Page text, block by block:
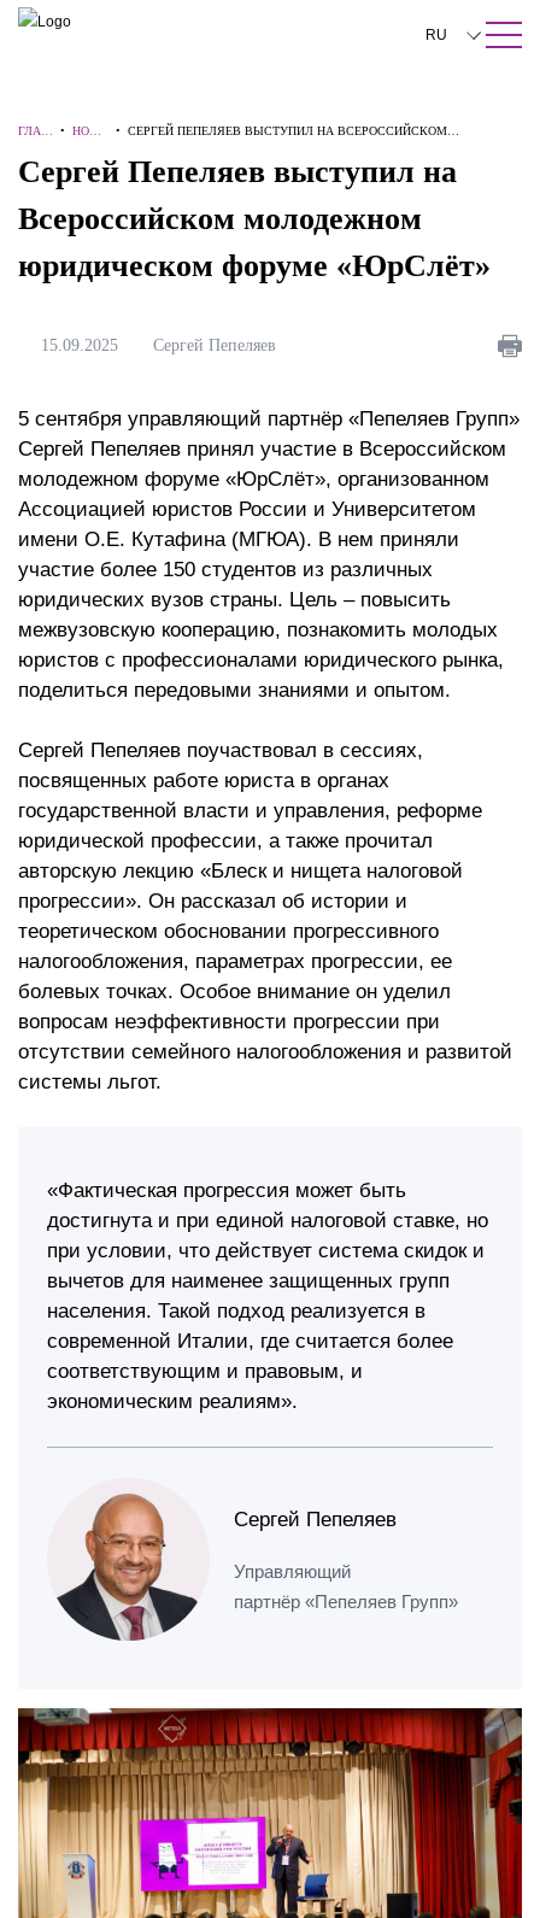
ПОИСК ПО САЙТУ Закрыть
RU
中文
한국어
Italiano
日本語
Türkçe
ГЛАВ
•НОВО
• СЕРГЕЙ ПЕПЕЛЯЕВ ВЫСТУПИЛ НА ВСЕРОССИЙСКОМ
Сергей Пепеляев выступил на
Всероссийском молодежном
юридическом форуме «ЮрСлёт»
15.09.2025 Сергей Пепеляев
5 сентября управляющий партнёр «Пепеляев Групп»
Сергей Пепеляев принял участие в Всероссийском
молодежном форуме «ЮрСлёт», организованном
Ассоциацией юристов России и Университетом
имени О.Е. Кутафина (МГЮА). В нем приняли
участие более 150 студентов из различных
юридических вузов страны. Цель – повысить
межвузовскую кооперацию, познакомить молодых
юристов с профессионалами юридического рынка,
поделиться передовыми знаниями и опытом.
Сергей Пепеляев поучаствовал в сессиях,
посвященных работе юриста в органах
государственной власти и управления, реформе
юридической профессии, а также прочитал
авторскую лекцию «Блеск и нищета налоговой
прогрессии». Он рассказал об истории и
теоретическом обосновании прогрессивного
налогообложения, параметрах прогрессии, ее
болевых точках. Особое внимание он уделил
вопросам неэффективности прогрессии при
отсутствии семейного налогообложения и развитой
системы льгот.
«Фактическая прогрессия может быть
достигнута и при единой налоговой ставке, но
при условии, что действует система скидок и
вычетов для наименее защищенных групп
населения. Такой подход реализуется в
современной Италии, где считается более
соответствующим и правовым, и
экономическим реалиям».
Сергей Пепеляев
Управляющий
партнёр «Пепеляев Групп»